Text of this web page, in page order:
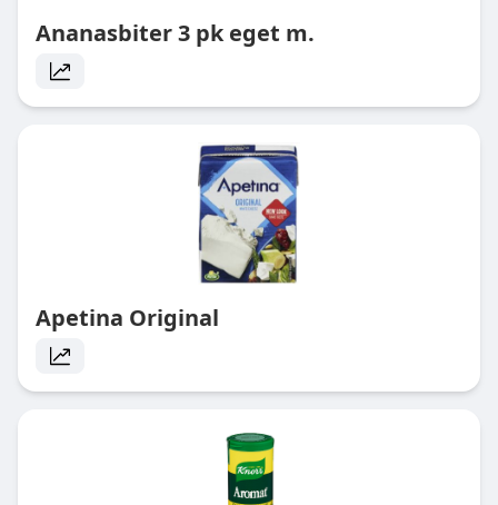
Ananasbiter 3 pk eget m.
Apetina Original